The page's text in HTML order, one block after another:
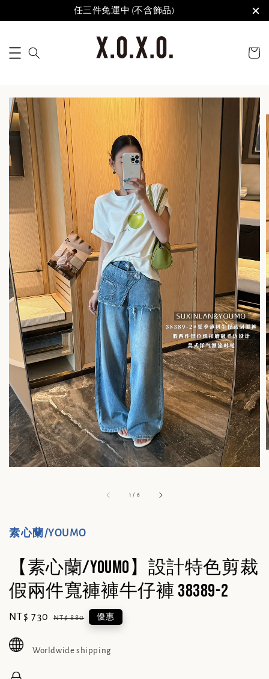
任三件免運中 (不含飾品)
1 / 6
素心蘭/YOUMO
【素心蘭/YOUMO】設計特色剪裁
假兩件寬褲褲牛仔褲 38389-2
Sale
NT$ 730 Regular
NT$ 880 優惠
Worldwide shipping